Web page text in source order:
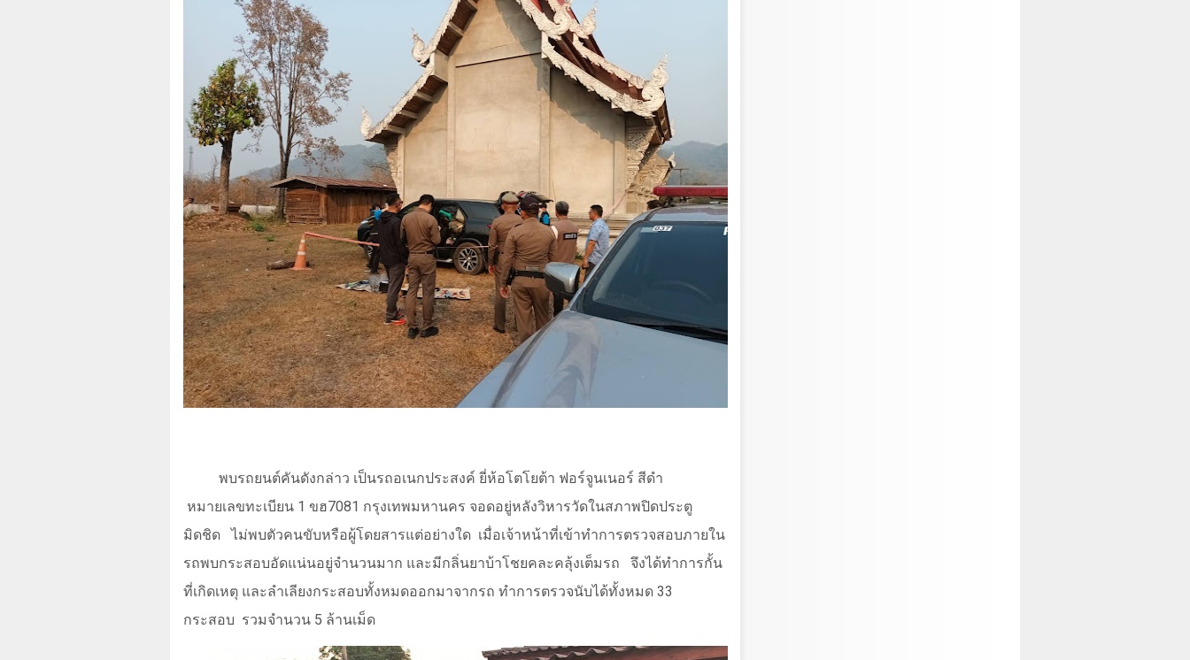
พบรถยนต์คันดังกล่าว เป็นรถอเนกประสงค์ ยี่ห้อโตโยต้า ฟอร์จูนเนอร์ สีดำ
หมายเลขทะเบียน 1 ขฮ7081 กรุงเทพมหานคร จอดอยู่หลังวิหารวัดในสภาพปิดประตู
มิดชิด
ไม่พบตัวคนขับหรือผู้โดยสารแต่อย่างใด เมื่อเจ้าหน้าที่เข้าทำการตรวจสอบภายใน
รถพบกระสอบอัดแน่นอยู่จำนวนมาก และมีกลิ่นยาบ้าโชยคละคลุ้งเต็มรถ
จึงได้ทำการกั้น
ที่เกิดเหตุ และลำเลียงกระสอบทั้งหมดออกมาจากรถ ทำการตรวจนับได้ทั้งหมด 33
กระสอบ รวมจำนวน 5 ล้านเม็ด